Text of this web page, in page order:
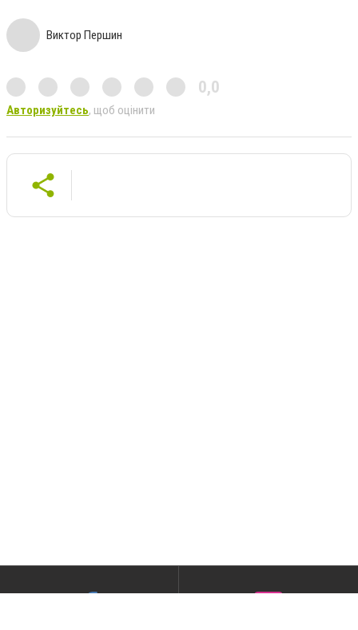
Виктор Першин
0,0
Авторизуйтесь, щоб оцінити